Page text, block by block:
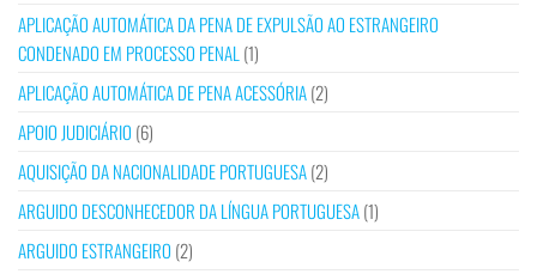
APLICAÇÃO AUTOMÁTICA DA PENA DE EXPULSÃO AO ESTRANGEIRO
CONDENADO EM PROCESSO PENAL (1)
APLICAÇÃO AUTOMÁTICA DE PENA ACESSÓRIA(2)
APOIO JUDICIÁRIO (6)
AQUISIÇÃO DA NACIONALIDADE PORTUGUESA(2)
ARGUIDO DESCONHECEDOR DA LÍNGUA PORTUGUESA(1)
ARGUIDO ESTRANGEIRO (2)